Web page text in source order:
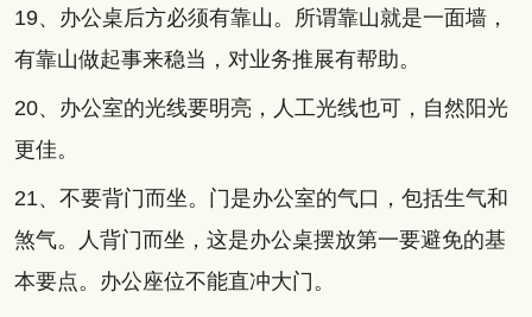
19、办公桌后方必须有靠山。所谓靠山就是一面墙，
有靠山做起事来稳当，对业务推展有帮助。
20、办公室的光线要明亮，人工光线也可，自然阳光
更佳。
21、不要背门而坐。门是办公室的气口，包括生气和
煞气。人背门而坐，这是办公桌摆放第一要避免的基
本要点。办公座位不能直冲大门。